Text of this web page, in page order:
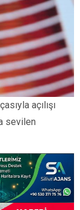
açılışı
sevilen